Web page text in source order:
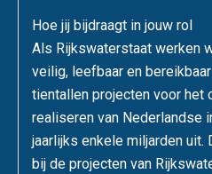
Hoe jij bijdraagt in jouw rol
Als Rijkswaterstaat werken
veilig, leefbaar en
tientallen projecten voor het
realiseren van Nederlandse
jaarlijks enkele miljarden
bij de projecten van